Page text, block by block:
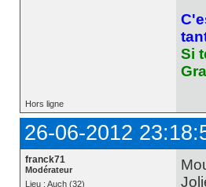
Si
Hors ligne
26-06-2012
franck71
Modérateur
Lieu : Auch (32)